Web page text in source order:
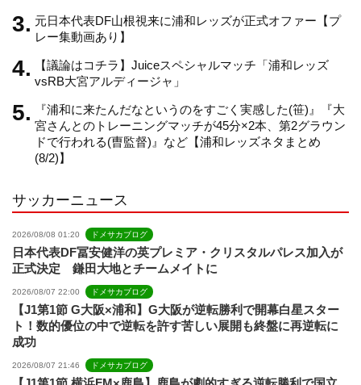
n
e
元日本代表DF山根視来に浦和レッズが正式オファー【プ
レー集動画あり】
【議論はコチラ】Juiceスペシャルマッチ「浦和レッズ
vsRB大宮アルディージャ」
『浦和に来たんだなというのをすごく実感した(笹)』『大
宮さんとのトレーニングマッチが45分×2本、第2グラウン
ドで行われる(曺監督)』など【浦和レッズネタまとめ
(8/2)】
サッカーニュース
2026/08/08 01:20 ドメサカブログ
日本代表DF冨安健洋の英プレミア・クリスタルパレス加入が
正式決定 鎌田大地とチームメイトに
2026/08/07 22:00 ドメサカブログ
【J1第1節 G大阪×浦和】G大阪が逆転勝利で開幕白星スター
ト！数的優位の中で逆転を許す苦しい展開も終盤に再逆転に
成功
2026/08/07 21:46 ドメサカブログ